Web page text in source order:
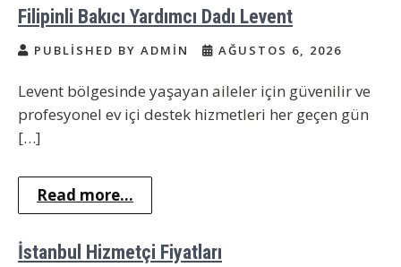
Filipinli Bakıcı Yardımcı Dadı Levent
PUBLISHED BY ADMIN AĞUSTOS 6, 2026
Levent bölgesinde yaşayan aileler için güvenilir ve
profesyonel ev içi destek hizmetleri her geçen gün
[…]
Read more...
İstanbul Hizmetçi Fiyatları